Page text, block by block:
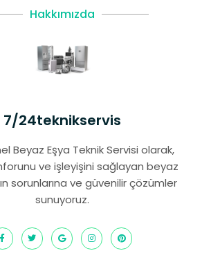
Hakkımızda
7/24teknikservis
Beyaz Eşya Teknik Servisi olarak,
ve işleyişini sağlayan beyaz
sorunlarına ve güvenilir çözümler
sunuyoruz.